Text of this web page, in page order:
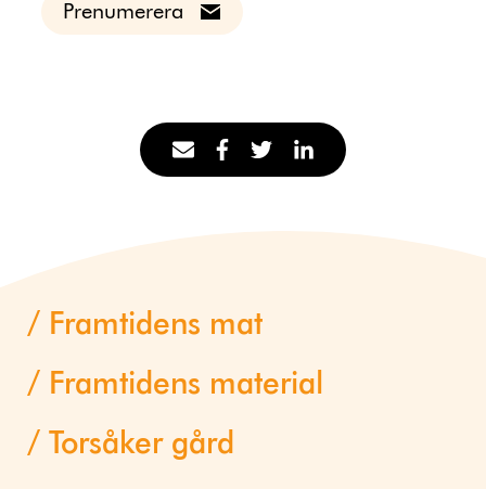
Prenumerera
Framtidens mat
Framtidens material
Torsåker gård